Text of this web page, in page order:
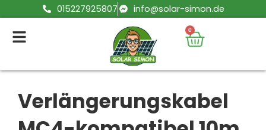
Inhalt
springen
015227925807 info@solar-simon.de
0
Verlängerungskabel